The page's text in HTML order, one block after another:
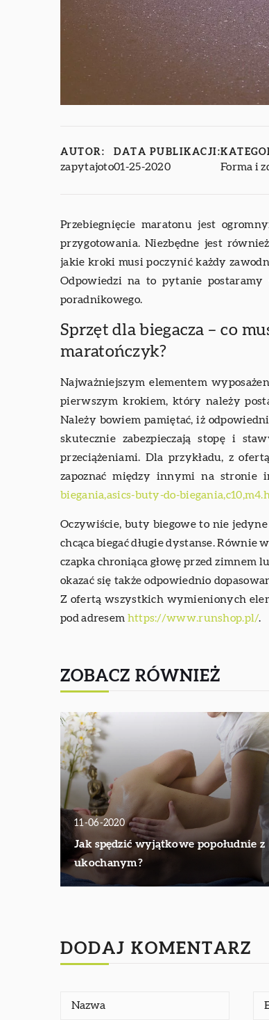
AUTOR:
zapytajoto
DATA PUBLIKACJI:
01-25-2020 Forma i
Przebiegnięcie maratonu jest
przygotowania. Niezbędne jest
jakie kroki musi poczynić każdy
Odpowiedzi na to pytanie postaramy
poradnikowego.
Sprzęt dla biegacza – co
maratończyk?
Najważniejszym elementem
pierwszym krokiem, który należy
Należy bowiem pamiętać, iż
skutecznie zabezpieczają stopę i
przeciążeniami. Dla przykładu, z
zapoznać między innymi na stronie
biegania,asics-buty-do-
Oczywiście, buty biegowe to nie
chcąca biegać długie dystanse. Równie
czapka chroniąca głowę przed zimnem
okazać się także odpowiednio
Z ofertą wszystkich wymienionych
pod adresem https://www.runshop.pl/.
ZOBACZ RÓWNIEŻ
11-06-2020
Jak spędzić wyjątkowe popołudnie z
ukochanym?
DODAJ KOMENTARZ